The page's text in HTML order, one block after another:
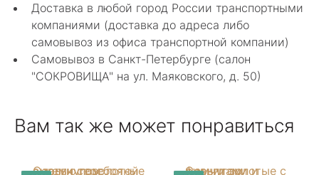
Доставка в любой город России транспортными
компаниями (доставка до адреса либо
самовывоз из офиса транспортной компании)
Самовывоз в Санкт-Петербурге (салон
"СОКРОВИЩА" на ул. Маяковского, д. 50)
Вам так же может понравиться
Нелли Г.
4 мая 2025
Каждый раз бывая на Большой Конюшенной
12 в Санкт-Петербурге посещаю этот
феи-специалисты" помогут определиться с
выбором ! Украшения из этого бутика
любимыми и носимыми! Спасибо Вам за
arcobaleno04